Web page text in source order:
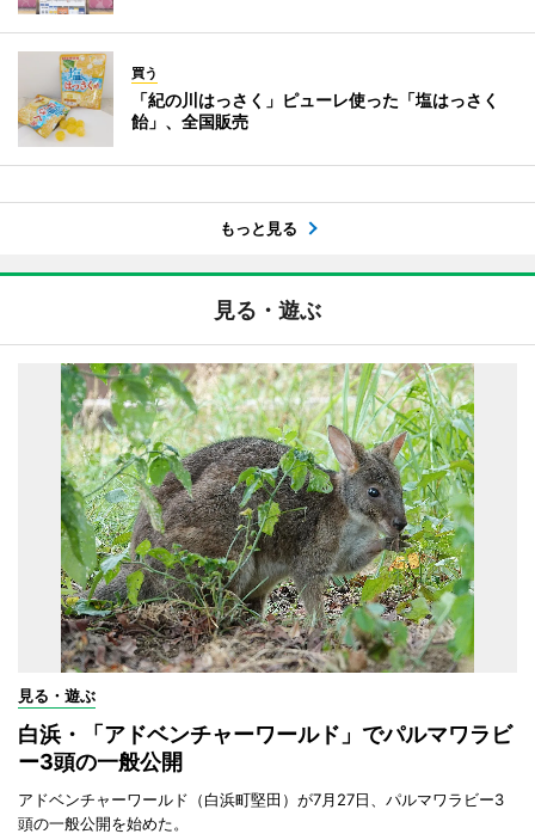
買う
「紀の川はっさく」ピューレ使った「塩はっさく
飴」、全国販売
もっと見る
見る・遊ぶ
見る・遊ぶ
白浜・「アドベンチャーワールド」でパルマワラビ
ー3頭の一般公開
アドベンチャーワールド（白浜町堅田）が7月27日、パルマワラビー3
頭の一般公開を始めた。